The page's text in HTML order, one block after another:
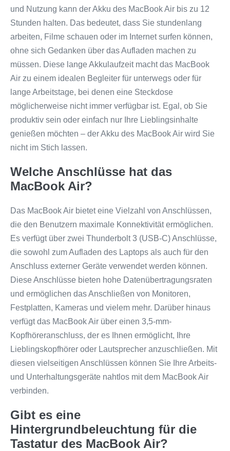
und Nutzung kann der Akku des MacBook Air bis zu 12
Stunden halten. Das bedeutet, dass Sie stundenlang
arbeiten, Filme schauen oder im Internet surfen können,
ohne sich Gedanken über das Aufladen machen zu
müssen. Diese lange Akkulaufzeit macht das MacBook
Air zu einem idealen Begleiter für unterwegs oder für
lange Arbeitstage, bei denen eine Steckdose
möglicherweise nicht immer verfügbar ist. Egal, ob Sie
produktiv sein oder einfach nur Ihre Lieblingsinhalte
genießen möchten – der Akku des MacBook Air wird Sie
nicht im Stich lassen.
Welche Anschlüsse hat das
MacBook Air?
Das MacBook Air bietet eine Vielzahl von Anschlüssen,
die den Benutzern maximale Konnektivität ermöglichen.
Es verfügt über zwei Thunderbolt 3 (USB-C) Anschlüsse,
die sowohl zum Aufladen des Laptops als auch für den
Anschluss externer Geräte verwendet werden können.
Diese Anschlüsse bieten hohe Datenübertragungsraten
und ermöglichen das Anschließen von Monitoren,
Festplatten, Kameras und vielem mehr. Darüber hinaus
verfügt das MacBook Air über einen 3,5-mm-
Kopfhöreranschluss, der es Ihnen ermöglicht, Ihre
Lieblingskopfhörer oder Lautsprecher anzuschließen. Mit
diesen vielseitigen Anschlüssen können Sie Ihre Arbeits-
und Unterhaltungsgeräte nahtlos mit dem MacBook Air
verbinden.
Gibt es eine
Hintergrundbeleuchtung für die
Tastatur des MacBook Air?